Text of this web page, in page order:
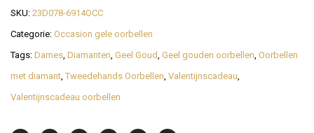
SKU: 23D078-6914OCC
Categorie: Occasion gele oorbellen
Tags: Dames Diamanten Geel Goud Geel gouden oorbellen Oorbellen
met diamant Tweedehands Oorbellen Valentijnscadeau
Valentijnscadeau oorbellen